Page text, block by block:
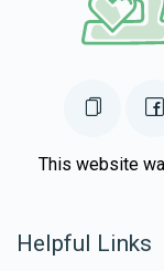
This website
Helpful Links